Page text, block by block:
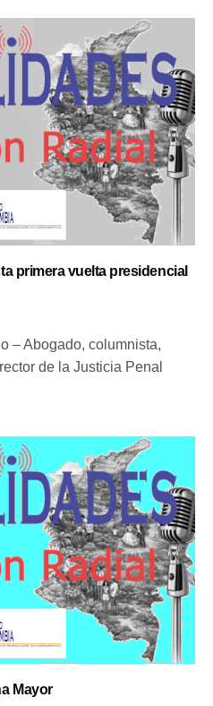
primera vuelta presidencial
– Abogado, columnista,
de la Justicia Penal
Mayor